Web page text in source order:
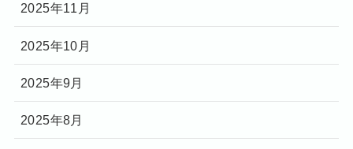
2025年11月
2025年10月
2025年9月
2025年8月